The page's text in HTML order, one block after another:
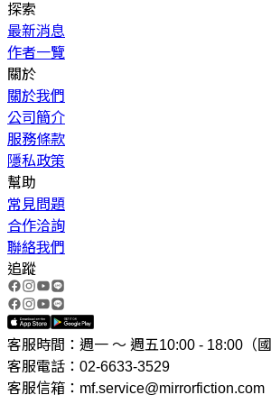
探索
最新消息
作者一覽
關於
關於我們
公司簡介
服務條款
隱私政策
幫助
常見問題
合作洽詢
聯絡我們
追蹤
客服時間：週一 ～ 週五10:00 - 18:00（國
客服電話：02-6633-3529
客服信箱：mf.service@mirrorfiction.com